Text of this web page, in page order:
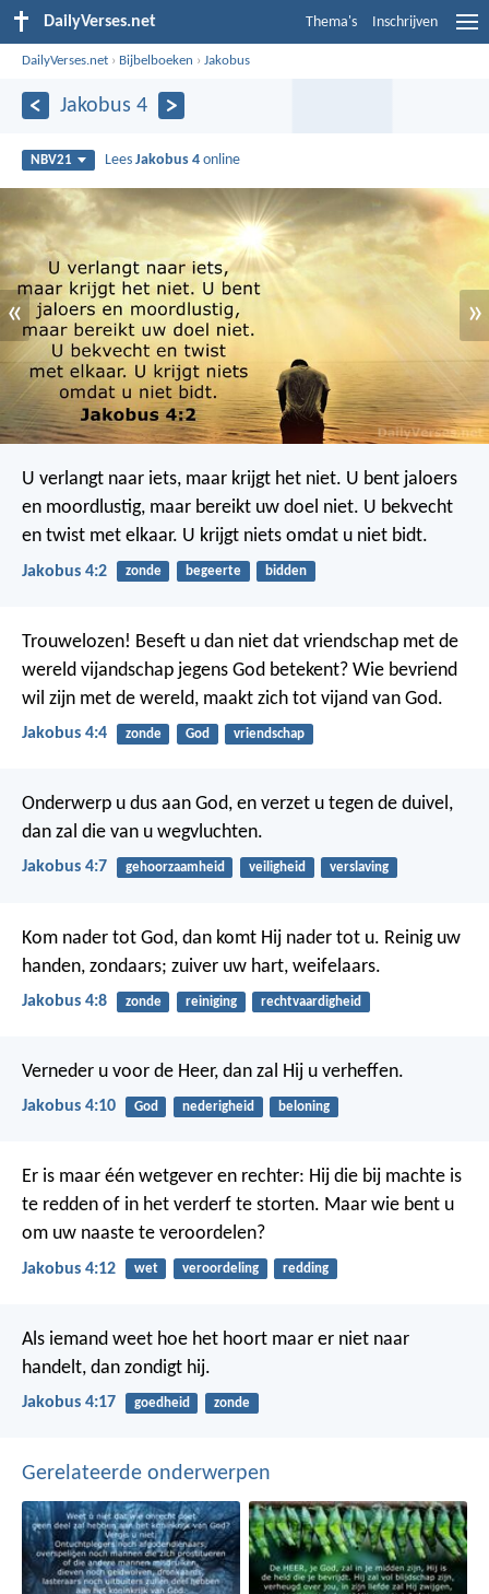
DailyVerses.net Thema's Inschrijven
DailyVerses.net › Bijbelboeken ›Jakobus
Jakobus 4
NBV21 LeesJakobus 4 online
« »
U verlangt naar iets, maar krijgt het niet. U bent jaloers
en moordlustig, maar bereikt uw doel niet. U bekvecht
en twist met elkaar. U krijgt niets omdat u niet bidt.
Jakobus 4:2 zonde begeerte bidden
Trouwelozen! Beseft u dan niet dat vriendschap met de
wereld vijandschap jegens God betekent? Wie bevriend
wil zijn met de wereld, maakt zich tot vijand van God.
Jakobus 4:4 zonde God vriendschap
Onderwerp u dus aan God, en verzet u tegen de duivel,
dan zal die van u wegvluchten.
Jakobus 4:7 gehoorzaamheid veiligheid verslaving
Kom nader tot God, dan komt Hij nader tot u. Reinig uw
handen, zondaars; zuiver uw hart, weifelaars.
Jakobus 4:8 zonde reiniging rechtvaardigheid
Verneder u voor de Heer, dan zal Hij u verheffen.
Jakobus 4:10 God nederigheid beloning
Er is maar één wetgever en rechter: Hij die bij machte is
te redden of in het verderf te storten. Maar wie bent u
om uw naaste te veroordelen?
Jakobus 4:12 wet veroordeling redding
Als iemand weet hoe het hoort maar er niet naar
handelt, dan zondigt hij.
Jakobus 4:17 goedheid zonde
Gerelateerde onderwerpen